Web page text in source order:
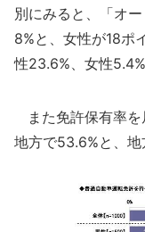
別にみると、「オ
8%と、女性が18ポ
性23.6%、女性5.4%
また免許保有率を
地方で53.6%と、地